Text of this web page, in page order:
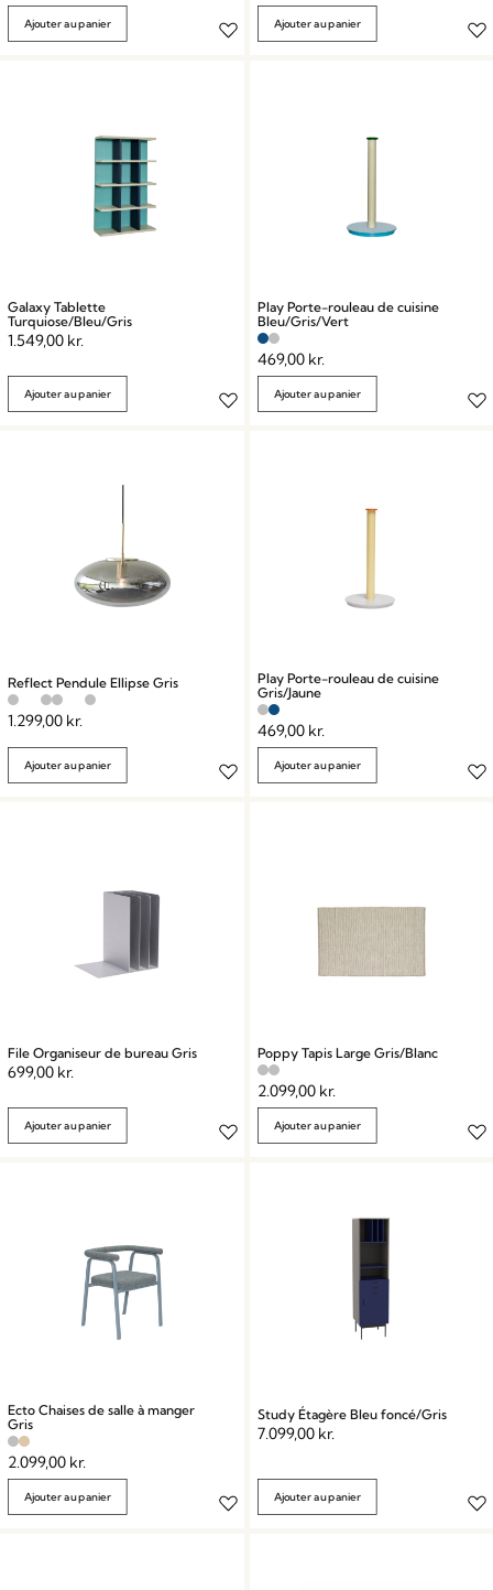
Ajouter au panier Ajouter au panier
Galaxy Tablette
Turquiose/Bleu/Gris
1.549,00 kr.
Ajouter au panier
Play Porte-rouleau de cuisine
Bleu/Gris/Vert
469,00 kr.
Ajouter au panier
Reflect Pendule Ellipse Gris
1.299,00 kr.
Ajouter au panier
Play Porte-rouleau de cuisine
Gris/Jaune
469,00 kr.
Ajouter au panier
File Organiseur de bureau Gris
699,00 kr.
Ajouter au panier
Poppy Tapis Large Gris/Blanc
2.099,00 kr.
Ajouter au panier
Ecto Chaises de salle à manger
Gris
2.099,00 kr.
Ajouter au panier
Study Étagère Bleu foncé/Gris
7.099,00 kr.
Ajouter au panier